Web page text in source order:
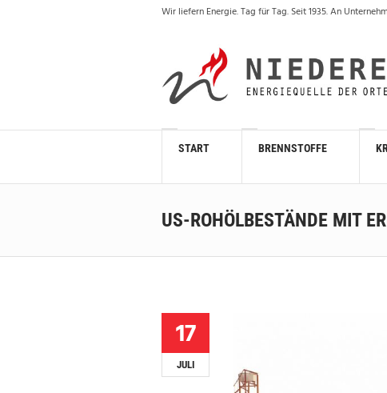
Wir liefern Energie. Tag für Tag. Seit 1935. An
START BRENNSTOFFE
US-ROHÖLBESTÄNDE MIT
17
JULI